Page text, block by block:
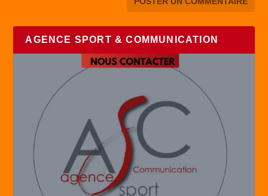
AGENCE SPORT & COMMUNICATION